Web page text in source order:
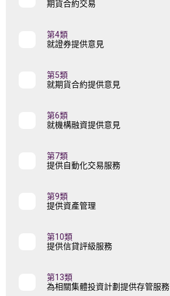
期貨合約交易
第4類
就證券提供意見
第5類
就期貨合約提供意見
第6類
就機構融資提供意見
第7類
提供自動化交易服務
第9類
提供資產管理
第10類
提供信貸評級服務
第13類
為相關集體投資計劃提供存管服務